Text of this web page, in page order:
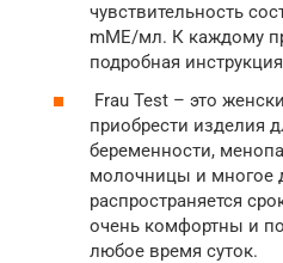
чувствительность
mME/мл. К каждому
подробная
Frau Test – это
приобрести изделия
беременности,
молочницы и многое
распространяется
очень комфортны и
любое время суток.